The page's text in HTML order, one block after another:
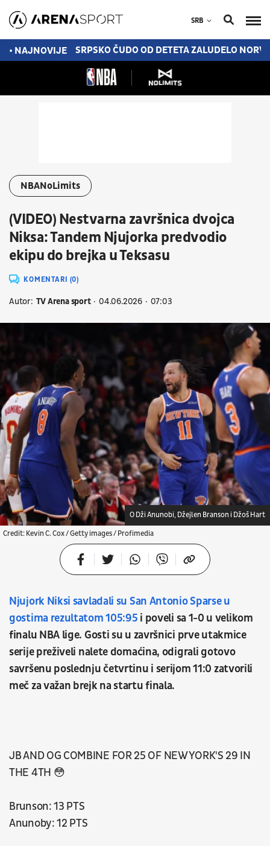
SRB
• NAJNOVIJE
MILIONA EVRA SRPSKO ČUDO OD DETETA ZALUDELO
NBANoLimits
(VIDEO) Nestvarna završnica dvojca
Niksa: Tandem Njujorka predvodio
ekipu do brejka u Teksasu
KOMENTARI (0)
Autor: TV Arena sport 04.06.2026 07:03
Credit: Kevin C. Cox / Getty images / Profimedia
O Dži Anunobi, Džejlen Branson i Džoš Hart
Njujork Niksi savladali su San Antonio Sparse u
gostima rezultatom 105:95 i poveli sa 1-0 u velikom
finalu NBA lige. Gosti su u završnici prve utakmice
serije preživeli nalete domaćina, odigrali gotovo
savršenu poslednju četvrtinu i serijom 11:0 zatvorili
meč za važan brejk na startu finala.
JB AND OG COMBINE FOR 25 OF NEW YORK'S 29 IN
THE 4TH 😳
Brunson: 13 PTS
Anunoby: 12 PTS